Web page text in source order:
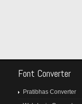
Font Converter
Pratibhas Converter